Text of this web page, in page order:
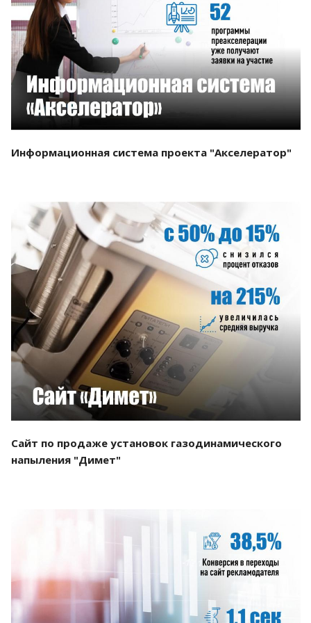
Смотреть проект
Информационная система проекта "Акселератор"
Смотреть проект
Сайт по продаже установок газодинамического
напыления "Димет"